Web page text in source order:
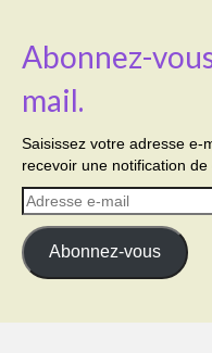
Abonnez-
mail.
Saisissez votre adresse e-
recevoir une notification
Adresse
e-
mail
Abonnez-vous